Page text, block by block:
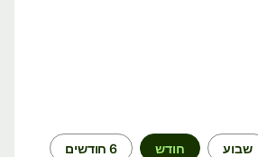
חודש 6 חודשים